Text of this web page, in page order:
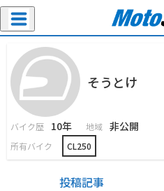
そうとけ
バイク歴 10年 地域 非公開
所有バイク CL250
投稿記事